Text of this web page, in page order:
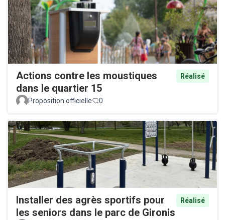
Actions contre les moustiques
dans le quartier 15
Réalisé
Proposition officielle 0
Installer des agrès sportifs pour
les seniors dans le parc de Gironis
Réalisé